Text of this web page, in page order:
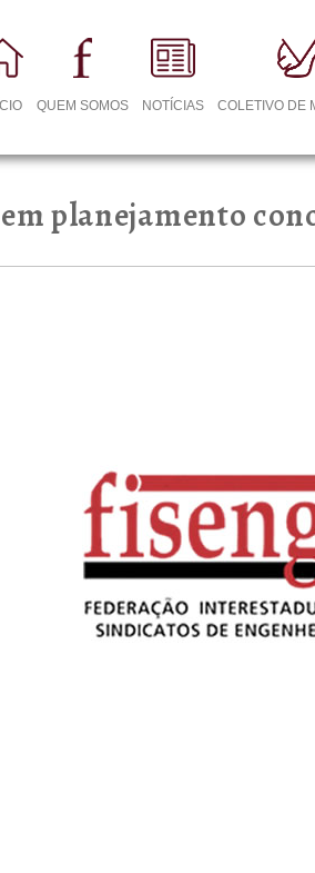
QUEM SOMOS NOTÍCIAS COLETIVO DE
planejamento